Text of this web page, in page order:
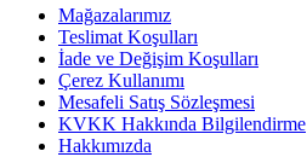
Mağazalarımız
Teslimat Koşulları
İade ve Değişim Koşulları
Çerez Kullanımı
Mesafeli Satış Sözleşmesi
KVKK Hakkında Bilgilendirme
Hakkımızda